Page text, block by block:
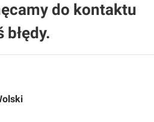
do kontaktu